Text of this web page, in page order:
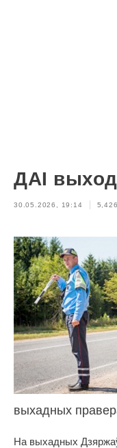
ДАІ
30.05.2026, 19:14 5,426
выхадных
На выхадных